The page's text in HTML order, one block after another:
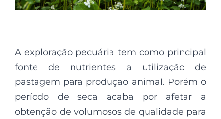
A exploração pecuária tem como principal
fonte de nutrientes a utilização de
pastagem para produção animal. Porém o
período de seca acaba por afetar a
obtenção de volumosos de qualidade para